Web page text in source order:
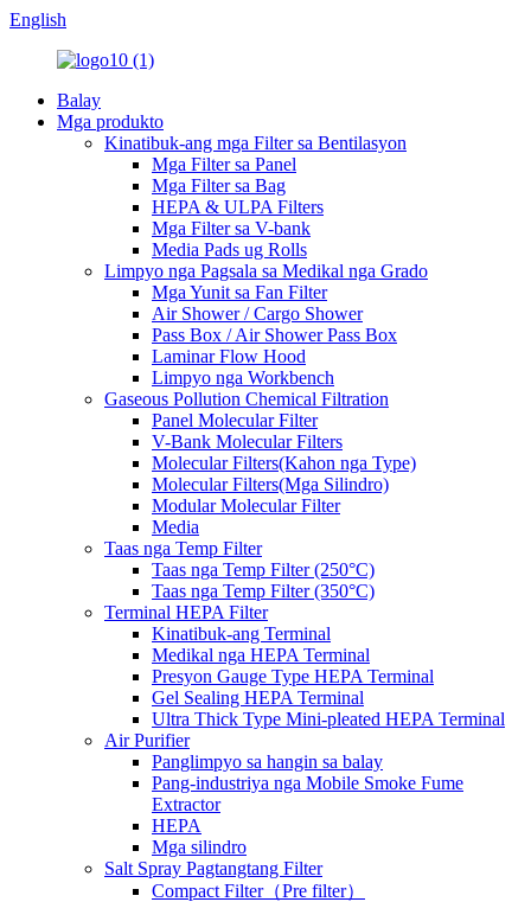
English
Balay
Mga produkto
Kinatibuk-ang mga Filter sa Bentilasyon
Mga Filter sa Panel
Mga Filter sa Bag
HEPA & ULPA Filters
Mga Filter sa V-bank
Media Pads ug Rolls
Limpyo nga Pagsala sa Medikal nga Grado
Mga Yunit sa Fan Filter
Air Shower / Cargo Shower
Pass Box / Air Shower Pass Box
Laminar Flow Hood
Limpyo nga Workbench
Gaseous Pollution Chemical Filtration
Panel Molecular Filter
V-Bank Molecular Filters
Molecular Filters(Kahon nga Type)
Molecular Filters(Mga Silindro)
Modular Molecular Filter
Media
Taas nga Temp Filter
Taas nga Temp Filter (250°C)
Taas nga Temp Filter (350°C)
Terminal HEPA Filter
Kinatibuk-ang Terminal
Medikal nga HEPA Terminal
Presyon Gauge Type HEPA Terminal
Gel Sealing HEPA Terminal
Ultra Thick Type Mini-pleated HEPA Terminal
Air Purifier
Panglimpyo sa hangin sa balay
Pang-industriya nga Mobile Smoke Fume
Extractor
HEPA
Mga silindro
Salt Spray Pagtangtang Filter
Compact Filter（Pre filter）